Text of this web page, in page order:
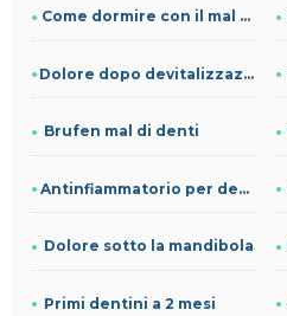
Come dormire con il mal di denti
Dolore dopo devitalizzazione quanto dura
Brufen mal di denti
Antinfiammatorio per denti e gengive
Dolore sotto la mandibola
Primi dentini a 2 mesi